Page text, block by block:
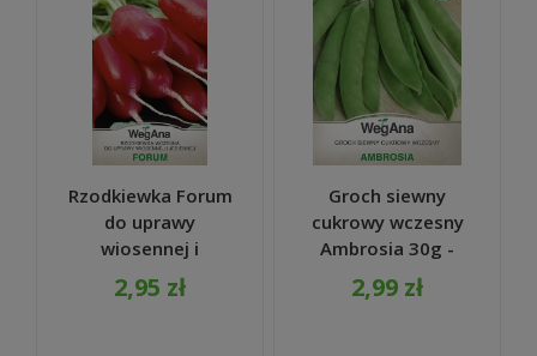
Rzodkiewka Forum
do uprawy
wiosennej i
jesiennej nasiona
10g - WegAna
2,95 zł
Groch siewny
cukrowy wczesny
Ambrosia 30g -
WegAna
2,99 zł